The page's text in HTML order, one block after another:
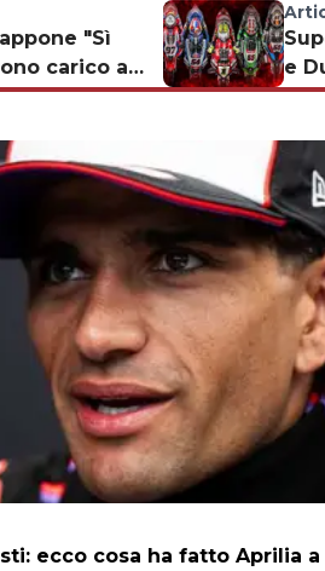
"Sì
carico a
e
ecco cosa ha fatto Aprilia